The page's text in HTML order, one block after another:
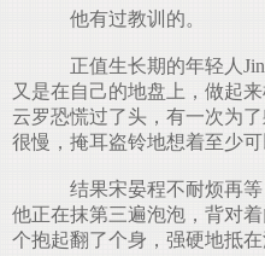
他有过教训的。
正值生长期的年轻人
又是在自己的地盘上，做起
云罗恐慌过了头，有一次为
很慢，掩耳盗铃地想着至少可
结果宋晏程不耐烦再
他正在抹第三遍泡泡，背对
个抱起翻了个身，强硬地抵在